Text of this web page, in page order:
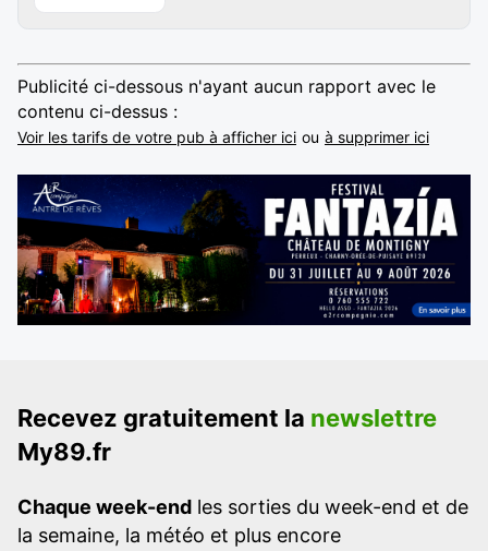
Publicité ci-dessous n'ayant aucun rapport avec le
contenu ci-dessus :
Voir les tarifs de votre pub à afficher ici ou à supprimer ici
Recevez gratuitement la newslettre
My89.fr
Chaque week-end les sorties du week-end et de
la semaine, la météo et plus encore